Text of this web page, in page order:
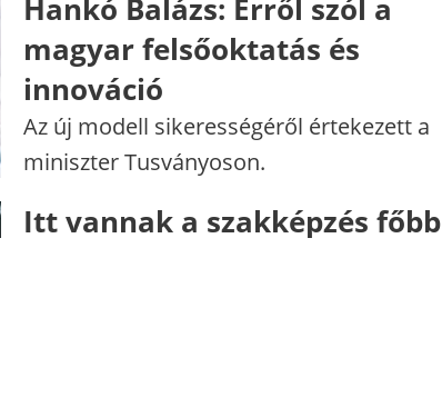
Hankó Balázs: Erről szól a
magyar felsőoktatás és
innováció
Az új modell sikerességéről értekezett a
miniszter Tusványoson.
Itt vannak a szakképzés főbb